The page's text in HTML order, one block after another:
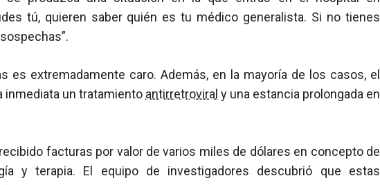
tú, quieren saber quién es tu médico generalista. Si no tienes
es extremadamente caro. Además, en la mayoría de los casos, el
inmediata un tratamiento antirretroviral y una estancia prolongada en
facturas por valor de varios miles de dólares en concepto de
y terapia. El equipo de investigadores descubrió que estas